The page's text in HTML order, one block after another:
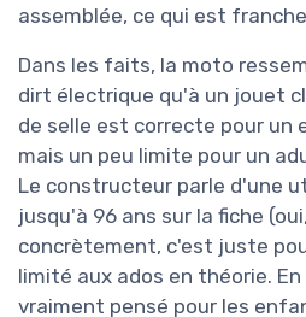
assemblée, ce qui est
Dans les faits, la moto
dirt électrique qu'à un jouet
de selle est correcte pour un
mais un peu limite pour un
Le constructeur parle d'une
jusqu'à 96 ans sur la fiche
concrètement, c'est juste
limité aux ados en théorie.
vraiment pensé pour les